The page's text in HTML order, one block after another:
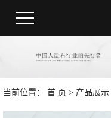
当前位置： 首 页 > 产品展示